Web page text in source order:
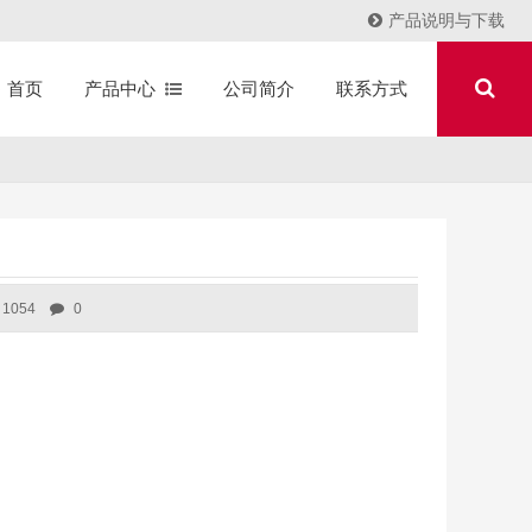
产品说明与下载
首页 产品中心 公司简介 联系方式
1054 0